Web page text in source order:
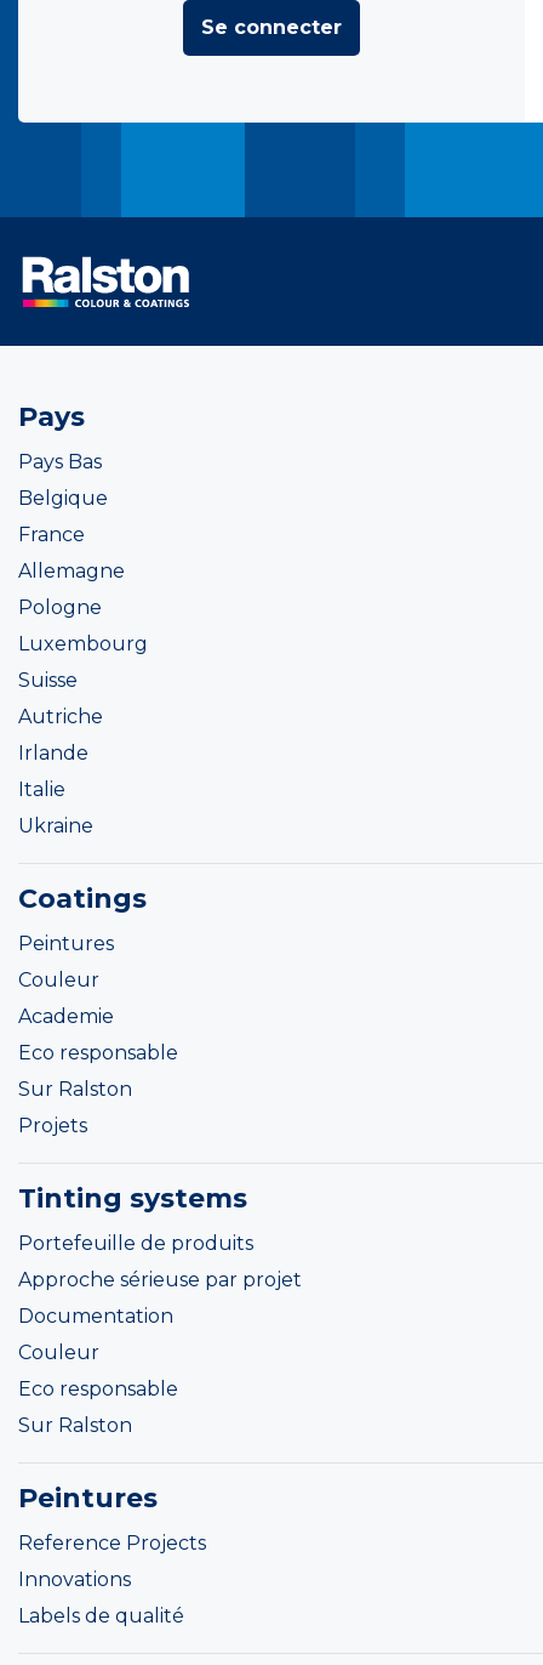
Se connecter
Pays
Pays Bas
Belgique
France
Allemagne
Pologne
Luxembourg
Suisse
Autriche
Irlande
Italie
Ukraine
Coatings
Peintures
Couleur
Academie
Eco responsable
Sur Ralston
Projets
Tinting systems
Portefeuille de produits
Approche sérieuse par projet
Documentation
Couleur
Eco responsable
Sur Ralston
Peintures
Reference Projects
Innovations
Labels de qualité